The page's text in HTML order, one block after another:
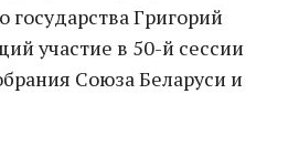
государства Григорий
участие в 50-й сессии
Союза Беларуси и